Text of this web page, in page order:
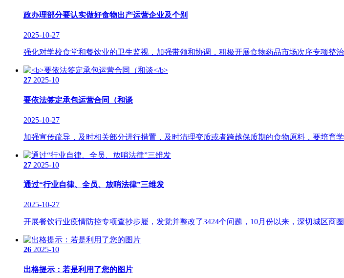
政办理部分要认实做好食物出产运营企业及个别
2025-10-27
强化对学校食堂和餐饮业的卫生监视，加强带领和协调，积极开展食物药品市场次序专项整
27 2025-10
要依法签定承包运营合同（和谈
2025-10-27
加强宣传疏导，及时相关部分进行措置，及时清理变质或者跨越保质期的食物原料，要培育
27 2025-10
通过“行业自律、全员、放哨法律”三维发
2025-10-27
开展餐饮行业疫情防控专项查抄步履，发觉并整改了3424个问题，10月份以来，深切城区商
26 2025-10
出格提示：若是利用了您的图片